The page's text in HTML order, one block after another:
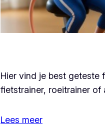
Hier vind je best geteste
fietstrainer, roeitrainer of
Lees meer